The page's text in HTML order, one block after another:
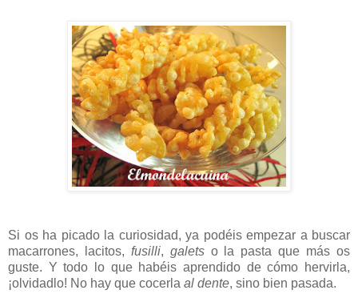
Si os ha picado la curiosidad, ya podéis empezar a buscar
macarrones, lacitos, fusilli, galetso la pasta que más os
guste. Y todo lo que habéis aprendido de cómo hervirla,
¡olvidadlo! No hay que cocerla al dente, sino bien pasada.